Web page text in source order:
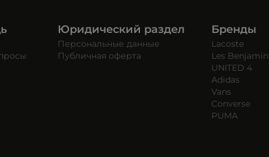
Юридический раздел
Персональные данные
Публичная оферта
Бренды
Lacoste
Les
UNITED 4
Adidas
Vans
Converse
PUMA